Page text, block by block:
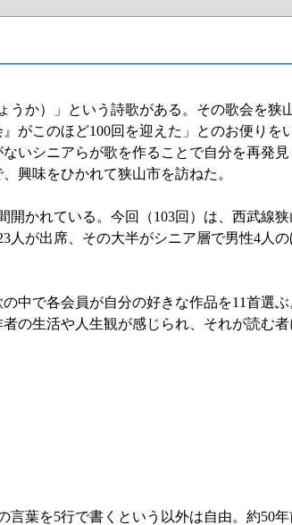
か）」という詩歌がある。その歌会を狭
がこのほど100回を迎えた」とのお便りを
いシニアらが歌を作ることで自分を再発見
興味をひかれて狭山市を訪ねた。
かれている。今回（103回）は、西武線狭
人が出席、その大半がシニア層で男性4人
中で各会員が自分の好きな作品を11首選ぶ
の生活や人生観が感じられ、それが読む
葉を5行で書くという以外は自由。約50